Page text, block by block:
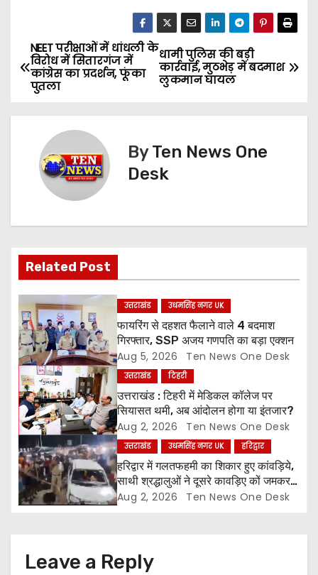
P
o
s
g
a
t
i
o
n
धामी पुलिस की बड़ी
कार्रवाई, मुठभेड़ में बदमाश
लुकमान घायल
NEET परीक्षाओं में धांधली के
विरोध में सितारगंज में
कांग्रेस का प्रदर्शन, फूंका
पुतला
ByTen News One
Desk
Related Post
उत्तराखंड उधमसिंह नगर UK
फायरिंग से दहशत फैलाने वाले 4 बदमाश
गिरफ्तार, SSP अजय गणपति का बड़ा एक्शन
Aug 5, 2026 Ten News One Desk
उत्तराखंड टिहरी
उत्तराखंड : टिहरी में मेडिकल कॉलेज पर
सियासत थमी, अब आंदोलन होगा या इंतजार?
Aug 2, 2026 Ten News One Desk
उत्तराखंड उधमसिंह नगर UK हरिद्वार
हरिद्वार में गलतफहमी का शिकार हुए कांवड़िये,
साथी श्रद्धालुओं ने दूसरे कावड़िए कों जमकर
पीटा और कार तोड़ी
Aug 2, 2026 Ten News One Desk
Leave a Reply